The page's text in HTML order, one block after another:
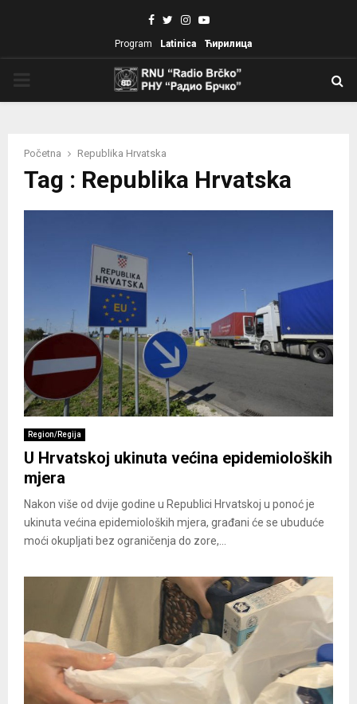
Facebook
TwitterInstagram
Youtube
Program Latinica Ћирилица
Početna Republika Hrvatska
Tag : Republika Hrvatska
Region/Regija
U Hrvatskoj ukinuta većina epidemioloških
mjera
Nakon više od dvije godine u Republici Hrvatskoj u ponoć je
ukinuta većina epidemioloških mjera, građani će se ubuduće
moći okupljati bez ograničenja do zore,...